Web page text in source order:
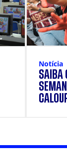
Notícia
SAIBA